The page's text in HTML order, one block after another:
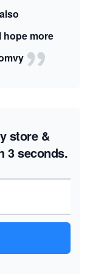
hope more
store &
3 seconds.